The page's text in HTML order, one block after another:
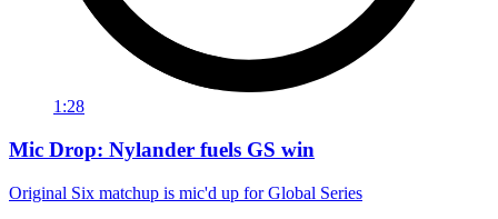
1:28
Mic Drop: Nylander fuels GS win
Original Six matchup is mic'd up for Global Series